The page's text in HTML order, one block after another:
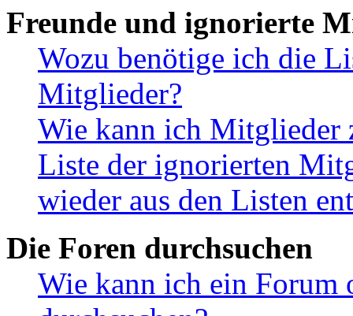
Freunde und ignorierte
Wozu benötige ich die
Mitglieder?
Wie kann ich Mitglieder
Liste der ignorierten
wieder aus den Listen
Die Foren durchsuchen
Wie kann ich ein Forum